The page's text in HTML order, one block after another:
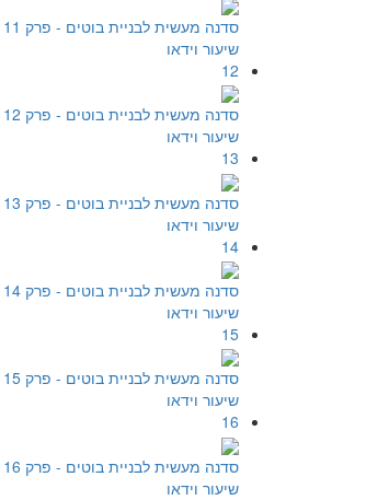
סדנה מעשית לבניית בוטים - פרק 11
שיעור וידאו
12
סדנה מעשית לבניית בוטים - פרק 12
שיעור וידאו
13
סדנה מעשית לבניית בוטים - פרק 13
שיעור וידאו
14
סדנה מעשית לבניית בוטים - פרק 14
שיעור וידאו
15
סדנה מעשית לבניית בוטים - פרק 15
שיעור וידאו
16
סדנה מעשית לבניית בוטים - פרק 16
שיעור וידאו